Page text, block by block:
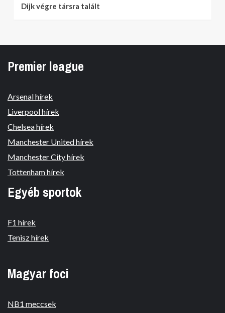
Dijk végre társra talált
Premier league
Arsenal hírek
Liverpool hírek
Chelsea hírek
Manchester United hírek
Manchester City hírek
Tottenham hírek
Egyéb sportok
F1 hírek
Tenisz hírek
Magyar foci
NB1 meccsek